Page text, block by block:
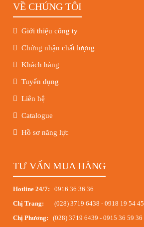
VỀ CHÚNG TÔI
Giới thiệu công ty
Chứng nhận chất lượng
Khách hàng
Tuyển dụng
Liên hệ
Catalogue
Hồ sơ năng lực
TƯ VẤN MUA HÀNG
Hotline 24/7:
0916 36 36 36
Chị Trang:
(028) 3719 6438 - 0918 19 54 45
Chị Phương:
(028) 3719 6439 - 0915 36 59 36